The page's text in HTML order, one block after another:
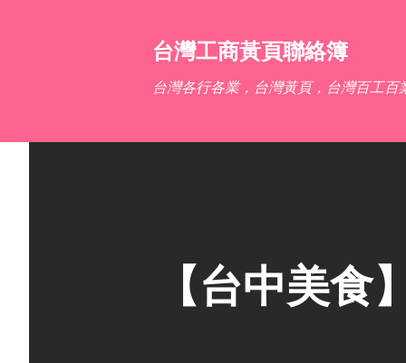
台灣工商黃頁聯絡簿
台灣各行各業，台灣黃頁，台灣百工百
【台中美食